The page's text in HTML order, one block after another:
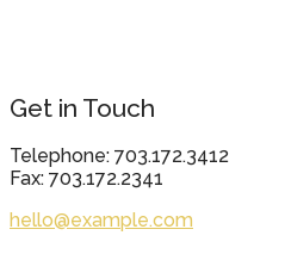
Get in Touch
Telephone: 703.172.3412
Fax: 703.172.2341
hello@example.com